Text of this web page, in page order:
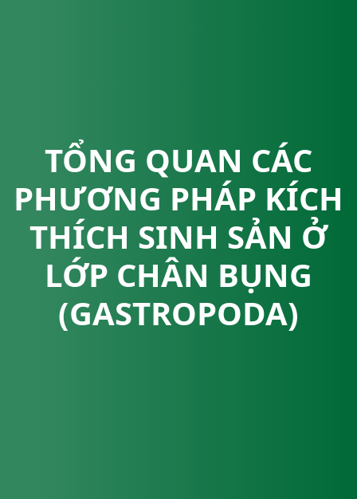
TỔNG QUAN CÁC
PHƯƠNG PHÁP KÍCH
THÍCH SINH SẢN Ở
LỚP CHÂN BỤNG
(GASTROPODA)